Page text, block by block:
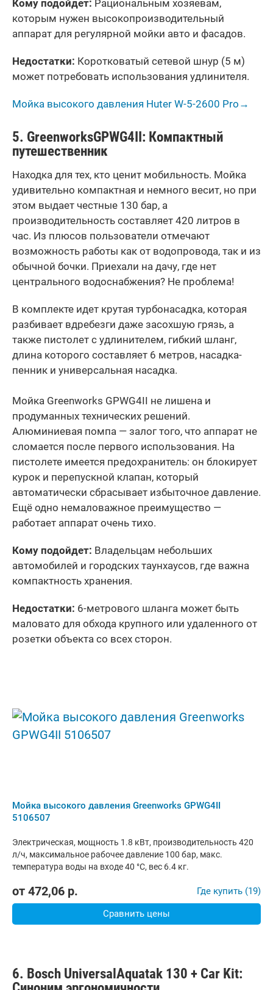
Кому подойдет: Рациональным хозяевам,
которым нужен высокопроизводительный
аппарат для регулярной мойки авто и фасадов.
Недостатки: Коротковатый сетевой шнур (5 м)
может потребовать использования удлинителя.
Мойка высокого давления Huter W-5-2600 Pro→
5. GreenworksGPWG4II: Компактный
путешественник
Находка для тех, кто ценит мобильность. Мойка
удивительно компактная и немного весит, но при
этом выдает честные 130 бар, а
производительность составляет 420 литров в
час. Из плюсов пользователи отмечают
возможность работы как от водопровода, так и из
обычной бочки. Приехали на дачу, где нет
центрального водоснабжения? Не проблема!
В комплекте идет крутая турбонасадка, которая
разбивает вдребезги даже засохшую грязь, а
также пистолет с удлинителем, гибкий шланг,
длина которого составляет 6 метров, насадка-
пенник и универсальная насадка.
Мойка Greenworks GPWG4II не лишена и
продуманных технических решений.
Алюминиевая помпа — залог того, что аппарат не
сломается после первого использования. На
пистолете имеется предохранитель: он блокирует
курок и перепускной клапан, который
автоматически сбрасывает избыточное давление.
Ещё одно немаловажное преимущество —
работает аппарат очень тихо.
Кому подойдет: Владельцам небольших
автомобилей и городских таунхаусов, где важна
компактность хранения.
Недостатки: 6-метрового шланга может быть
маловато для обхода крупного или удаленного от
розетки объекта со всех сторон.
Мойка высокого давления Greenworks GPWG4II
5106507
Электрическая, мощность 1.8 кВт, производительность 420
л/ч, максимальное рабочее давление 100 бар, макс.
температура воды на входе 40 °C, вес 6.4 кг.
от 472,06 р. Где купить (19)
Сравнить цены
6. Bosch UniversalAquatak 130 + Car Kit: